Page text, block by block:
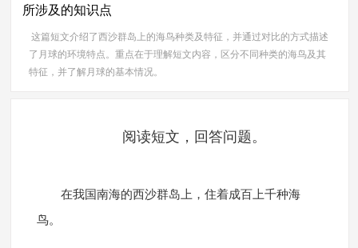
所涉及的知识点
这篇短文介绍了西沙群岛上的海鸟种类及特征，并通过对比的方式描述
了月球的环境特点。重点在于理解短文内容，区分不同种类的海鸟及其
特征，并了解月球的基本情况。
阅读短文，回答问题。
在我国南海的西沙群岛上，住着成百上千种海
鸟。